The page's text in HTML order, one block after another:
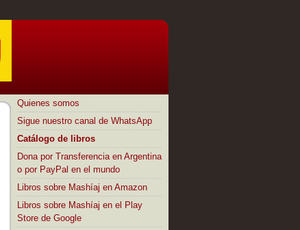
Quienes somos
Sigue nuestro canal de WhatsApp
Catálogo de libros
Dona por Transferencia en Argentina
o por PayPal en el mundo
Libros sobre Mashíaj en Amazon
Libros sobre Mashíaj en el Play
Store de Google